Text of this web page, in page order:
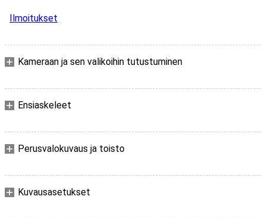
Ilmoitukset
Kameraan ja sen valikoihin tutustuminen
Ensiaskeleet
Perusvalokuvaus ja toisto
Kuvausasetukset